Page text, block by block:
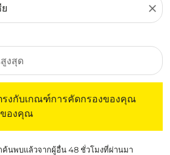
close
รงกับเกณฑ์การคัดกรองของคุณ
ของคุณ
ค้นพบแล้วจากผู้อื่น 48 ชั่วโมงที่ผ่านมา